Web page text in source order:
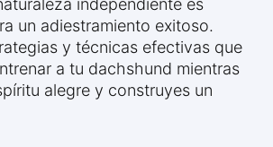
independiente es
un adiestramiento exitoso.
y técnicas efectivas que
a tu dachshund mientras
alegre y construyes un